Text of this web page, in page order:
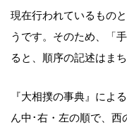
現在行われているもの
うです。そのため、「
ると、順序の記述はまち
『大相撲の事典』によ
ん中･右・左の順で、西